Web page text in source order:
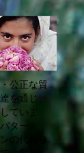
公正な貿
を通じ、
ていま
ター」
の代わり